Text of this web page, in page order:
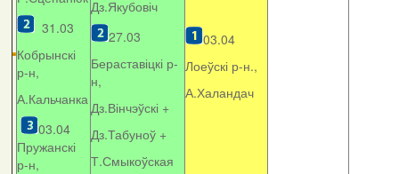
31.03
Кобрынскі
р-н,
А.Кальчанка
03.04
Пружанскі
р-н,
Дз.Якубовіч
27.03
Бераставіцкі р-
н,
Дз.Вінчэўскі +
Дз.Табуноў +
Т.Смыкоўская
03.04
Лоеўскі р-н.,
А.Халандач